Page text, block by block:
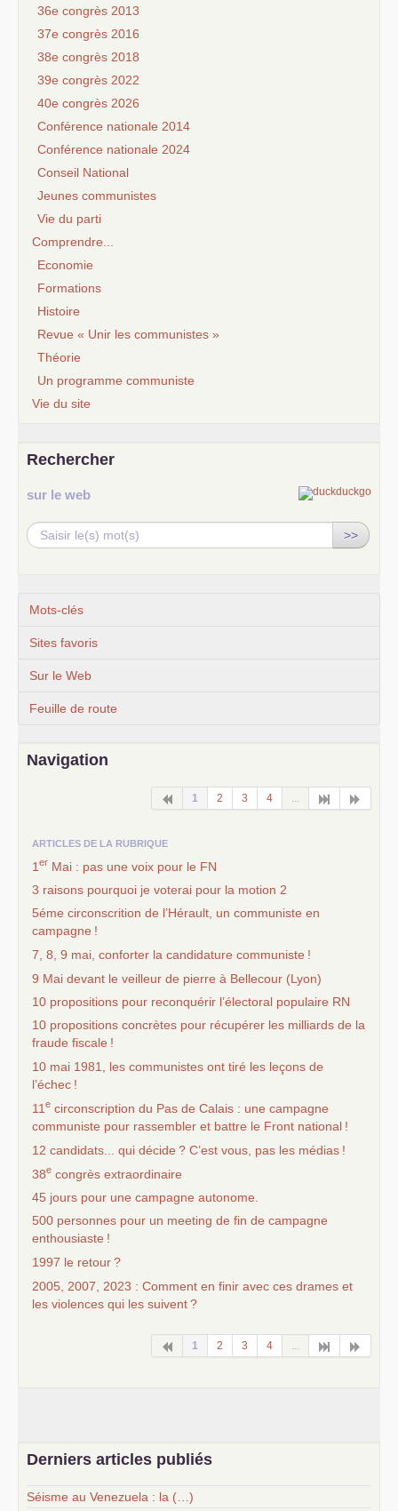
36e congrès 2013
37e congrès 2016
38e congrès 2018
39e congrès 2022
40e congrès 2026
Conférence nationale 2014
Conférence nationale 2024
Conseil National
Jeunes communistes
Vie du parti
Comprendre...
Economie
Formations
Histoire
Revue « Unir les communistes »
Théorie
Un programme communiste
Vie du site
Rechercher
sur le web
>>
Mots-clés
Sites favoris
Sur le Web
Feuille de route
Navigation
1 2 3 4
ARTICLES DE LA RUBRIQUE
1 er Mai : pas une voix pour le FN
3 raisons pourquoi je voterai pour la motion 2
5éme circonscrition de l’Hérault, un communiste en
campagne !
7, 8, 9 mai, conforter la candidature communiste !
9 Mai devant le veilleur de pierre à Bellecour (Lyon)
10 propositions pour reconquérir l’électoral populaire RN
10 propositions concrètes pour récupérer les milliards de la
fraude fiscale !
10 mai 1981, les communistes ont tiré les leçons de
l’échec !
11 e circonscription du Pas de Calais : une campagne
communiste pour rassembler et battre le Front national !
12 candidats... qui décide ? C’est vous, pas les médias !
38e congrès extraordinaire
45 jours pour une campagne autonome.
500 personnes pour un meeting de fin de campagne
enthousiaste !
1997 le retour?
2005, 2007, 2023 : Comment en finir avec ces drames et
les violences qui les suivent?
1 2 3 4
Derniers articles publiés
Séisme au Venezuela : la (…)